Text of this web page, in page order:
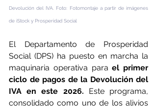
Devolución del IVA. Foto: Fotomontaje a partir de imágenes
de iStock y Prosperidad Social
El Departamento de Prosperidad
Social (DPS) ha puesto en marcha la
maquinaria operativa para el primer
ciclo de pagos de la Devolución del
IVA en este 2026. Este programa,
consolidado como uno de los alivios